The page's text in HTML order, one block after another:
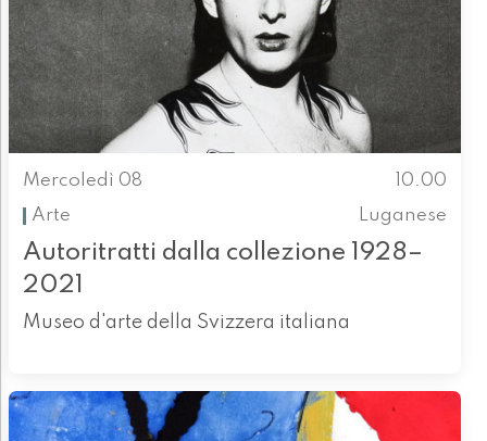
Mercoledì 08
10.00
Arte
Luganese
Autoritratti dalla collezione 1928–
2021
Museo d'arte della Svizzera italiana